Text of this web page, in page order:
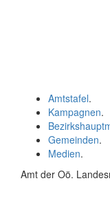
Amtstafel.
Kampagnen.
Gemeinden.
Medien.
Amt der Oö.